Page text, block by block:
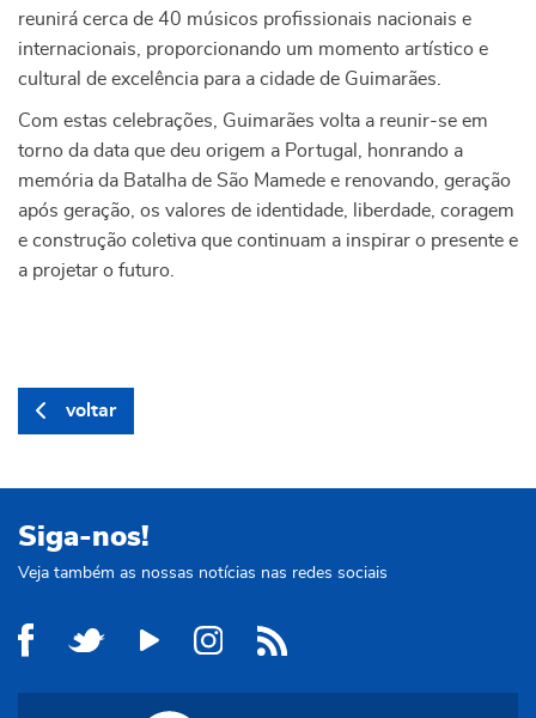
reunirá cerca de 40 músicos profissionais nacionais e
internacionais, proporcionando um momento artístico e
cultural de excelência para a cidade de Guimarães.
Com estas celebrações, Guimarães volta a reunir-se em
torno da data que deu origem a Portugal, honrando a
memória da Batalha de São Mamede e renovando, geração
após geração, os valores de identidade, liberdade, coragem
e construção coletiva que continuam a inspirar o presente e
a projetar o futuro.
voltar
Siga-nos!
Veja também as nossas notícias nas redes sociais